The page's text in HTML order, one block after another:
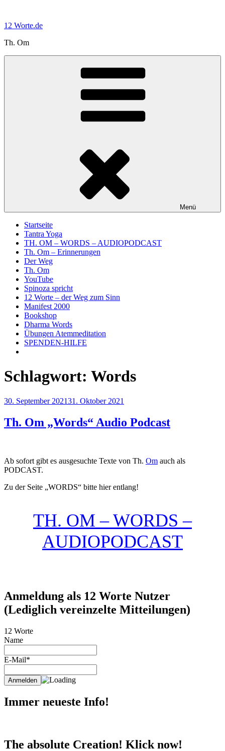
springen
12 Worte.de
Th. Om
Menü
Startseite
Tantra Yoga
TH. OM – WORDS – AUDIOPODCAST
Th. Om – Erinnerungen
Der Weg
Th. Om
YouTube
Spinoza spricht
12 Worte – der Weg zum Sinn
Manifest 2000
Bookshop
Dharma Words
Übungen Atemmeditation
SPENDEN-HILFE
Schlagwort: Words
Veröffentlicht
30. September 202131. Oktober 2021
Th. Om „Words“ Audio Podcast
Ab sofort gibt es ausgesuchte Texte von Th. Om auch als
PODCAST.
Zu der Seite „WORDS“ bitte hier entlang!
TH. OM – WORDS –
AUDIOPODCAST
Anmeldung als 12 Worte Nutzer
(Lediglich vereinzelte Mitteilungen)
12 Worte
Name
E-Mail*
Immer neueste Info!
The absolute Creation! Klick now!